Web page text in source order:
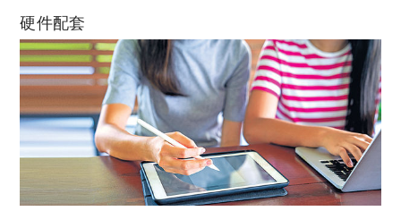
硬件配套